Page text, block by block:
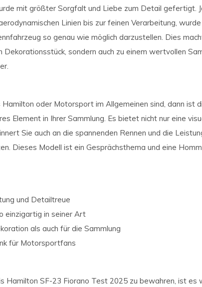
mit größter Sorgfalt und Liebe zum Detail gefertigt.
Linien bis zur feinen Verarbeitung, wurde
so genau wie möglich darzustellen. Dies
Dekorationsstück, sondern auch zu einem wertvollen
oder Motorsport im Allgemeinen sind, dann ist
Element in Ihrer Sammlung. Es bietet nicht nur eine
Sie auch an die spannenden Rennen und die
Dieses Modell ist ein Gesprächsthema und eine
und Detailtreue
einzigartig in seiner Art
als auch für die Sammlung
für Motorsportfans
Hamilton SF-23 Fiorano Test 2025 zu bewahren, ist es